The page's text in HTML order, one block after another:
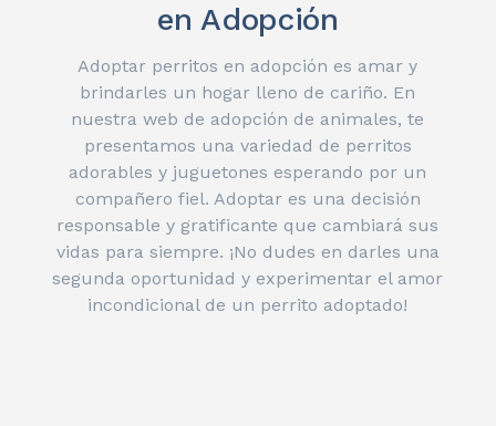
en Adopción
Adoptar perritos en adopción es amar y
brindarles un hogar lleno de cariño. En
nuestra web de adopción de animales, te
presentamos una variedad de perritos
adorables y juguetones esperando por un
compañero fiel. Adoptar es una decisión
responsable y gratificante que cambiará sus
vidas para siempre. ¡No dudes en darles una
segunda oportunidad y experimentar el amor
incondicional de un perrito adoptado!